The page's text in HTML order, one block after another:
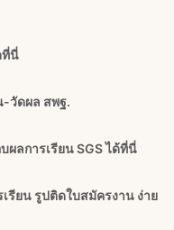
ที่นี่
-วัดผล สพฐ.
ผลการเรียน SGS ได้ที่นี่
ยน รูปติดใบสมัครงาน ง่าย